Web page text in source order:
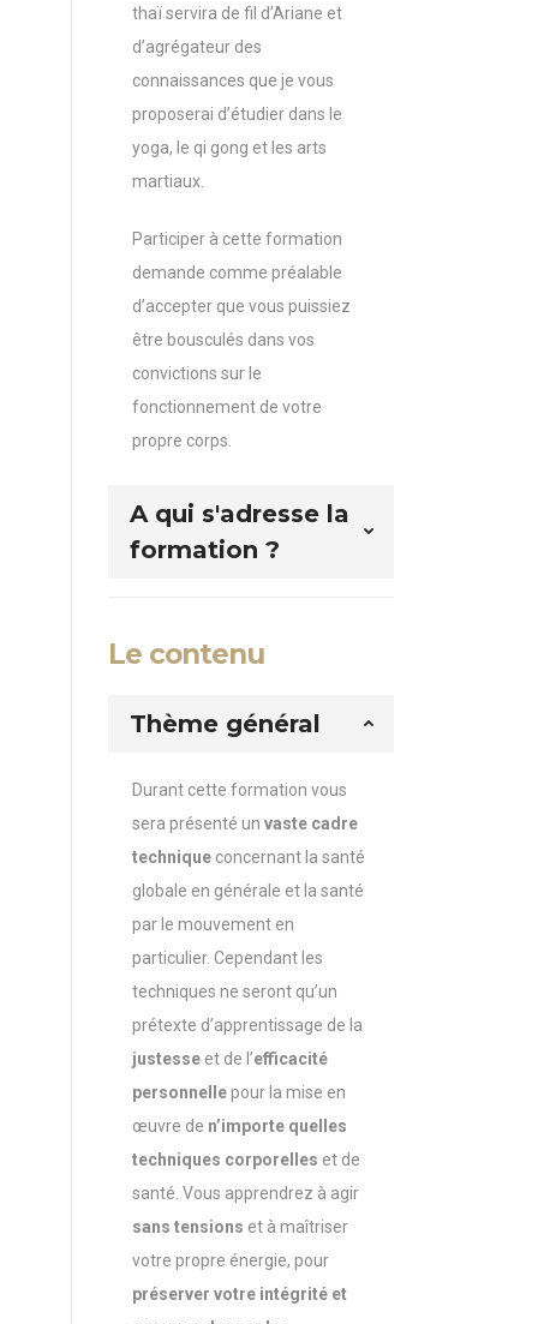
thaï servira de fil d’Ariane et
d’agrégateur des
connaissances que je vous
proposerai d’étudier dans le
yoga, le qi gong et les arts
martiaux.
Participer à cette formation
demande comme préalable
d’accepter que vous puissiez
être bousculés dans vos
convictions sur le
fonctionnement de votre
propre corps.
A qui s'adresse la
formation ?
Le contenu
Thème général
Durant cette formation vous
sera présenté un vaste cadre
technique concernant la santé
globale en générale et la santé
par le mouvement en
particulier. Cependant les
techniques ne seront qu’un
prétexte d’apprentissage de la
justesse et de l’efficacité
personnellepour la mise en
œuvre de n’importe quelles
techniques corporelles et de
santé. Vous apprendrez à agir
sans tensions et à maîtriser
votre propre énergie, pour
préserver votre intégrité et